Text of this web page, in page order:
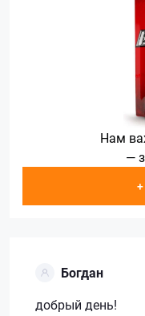
Нам
—
Богдан
добрый день!